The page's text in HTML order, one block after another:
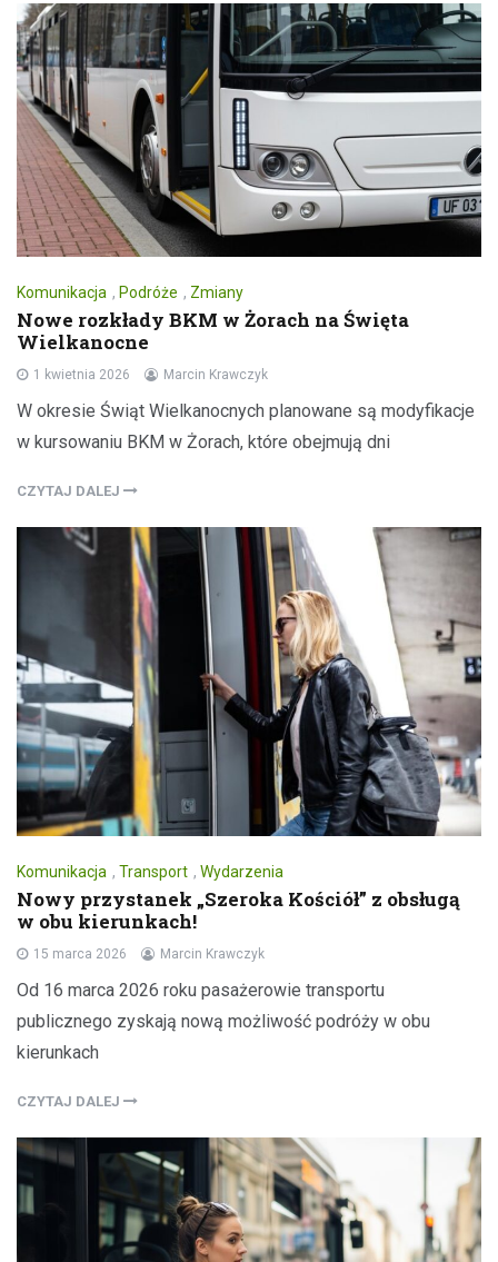
Komunikacja , Podróże , Zmiany
Nowe rozkłady BKM w Żorach na Święta
Wielkanocne
1 kwietnia 2026 Marcin Krawczyk
W okresie Świąt Wielkanocnych planowane są modyfikacje
w kursowaniu BKM w Żorach, które obejmują dni
CZYTAJ DALEJ
Komunikacja , Transport , Wydarzenia
Nowy przystanek „Szeroka Kościół” z obsługą
w obu kierunkach!
15 marca 2026 Marcin Krawczyk
Od 16 marca 2026 roku pasażerowie transportu
publicznego zyskają nową możliwość podróży w obu
kierunkach
CZYTAJ DALEJ